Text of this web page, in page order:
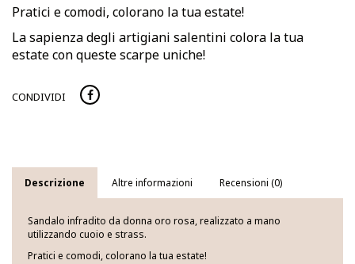
Pratici e comodi, colorano la tua estate!
La sapienza degli artigiani salentini colora la tua
estate con queste scarpe uniche!
CONDIVIDI
Descrizione Altre informazioni Recensioni (0)
Sandalo infradito da donna oro rosa, realizzato a mano
utilizzando cuoio e strass.
Pratici e comodi, colorano la tua estate!